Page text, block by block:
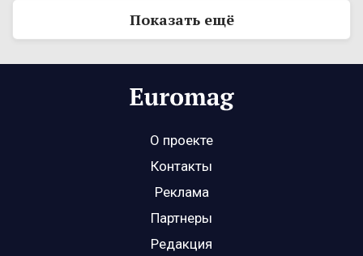
Показать ещё
О проекте
Контакты
Реклама
Партнеры
Редакция